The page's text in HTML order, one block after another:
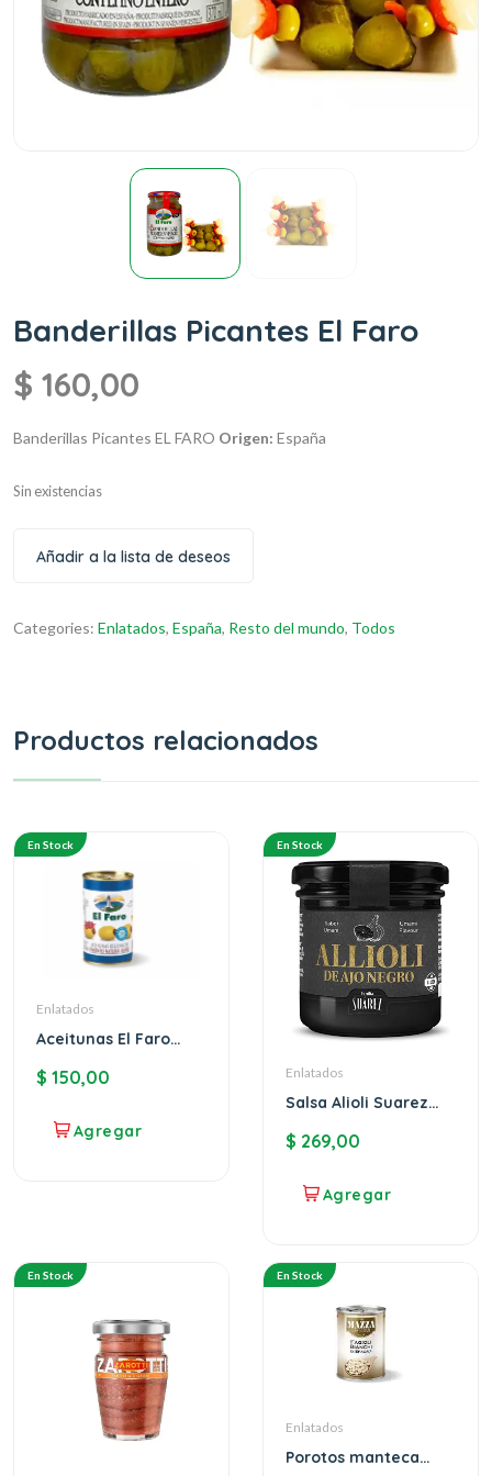
Banderillas Picantes El Faro
$ 160,00
Banderillas Picantes EL FARO Origen: España
Sin existencias
Añadir a la lista de deseos
Categories: Enlatados, España, Resto del mundo, Todos
Productos relacionados
En Stock
Enlatados
Aceitunas El Faro
$ 150,00
En Stock
Enlatados
Salsa Alioli Suarez
$ 269,00
En Stock En Stock
Enlatados
Porotos manteca